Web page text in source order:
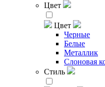
Цвет
Цвет
Черные
Белые
Металлик
Слоновая
Стиль